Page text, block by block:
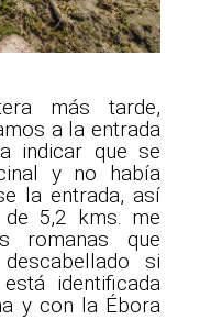
más tarde,
a la entrada
indicar que se
y no había
la entrada, así
de 5,2 kms. me
romanas que
si
identificada
y con la Ébora